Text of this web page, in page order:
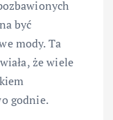
być
mody. Ta
że wiele
godnie.